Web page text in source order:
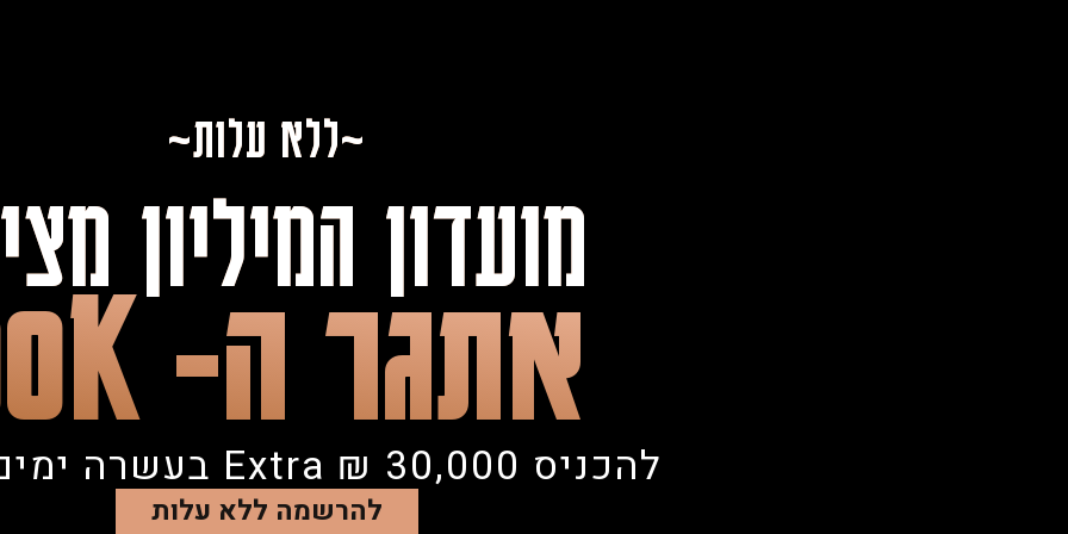
~ללא עלות~
מועדון המיליון
אתגר ה- 30K
להכניס 30,000 ₪ Extra בעשרה ימים בלבד.
להרשמה ללא עלות